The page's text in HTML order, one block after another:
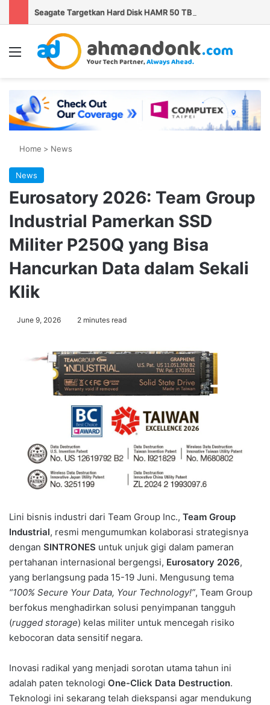
Menu
Home > News
News
Eurosatory 2026: Team Group
Industrial Pamerkan SSD
Militer P250Q yang Bisa
Hancurkan Data dalam Sekali
Klik
June 9, 2026 2 minutes read
Lini bisnis industri dari Team Group Inc., Team Group
Industrial, resmi mengumumkan kolaborasi strategisnya
dengan SINTRONES untuk unjuk gigi dalam pameran
pertahanan internasional bergengsi, Eurosatory 2026,
yang berlangsung pada 15-19 Juni. Mengusung tema
“100% Secure Your Data, Your Technology!”, Team Group
berfokus menghadirkan solusi penyimpanan tangguh
(rugged storage) kelas militer untuk mencegah risiko
kebocoran data sensitif negara.
Inovasi radikal yang menjadi sorotan utama tahun ini
adalah paten teknologi One-Click Data Destruction.
Teknologi ini sekarang telah diekspansi agar mendukung